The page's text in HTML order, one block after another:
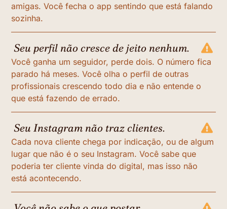
amigas. Você fecha o app sentindo que está falando
sozinha.
Seu perfil não cresce de jeito nenhum.
Você ganha um seguidor, perde dois. O número fica
parado há meses. Você olha o perfil de outras
profissionais crescendo todo dia e não entende o
que está fazendo de errado.
Seu Instagram não traz clientes.
Cada nova cliente chega por indicação, ou de algum
lugar que não é o seu Instagram. Você sabe que
poderia ter cliente vinda do digital, mas isso não
está acontecendo.